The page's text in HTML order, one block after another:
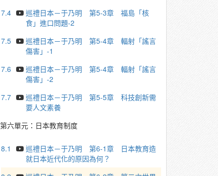
7.4
巡禮日本－于乃明 第5-3章 福島「核
食」進口問題-2
7.5
巡禮日本－于乃明 第5-4章 輻射「謠言
傷害」-1
7.6
巡禮日本－于乃明 第5-4章 輻射「謠言
傷害」-2
7.7
巡禮日本－于乃明 第5-5章 科技創新需
要人文素養
第六單元：日本教育制度
8.1
巡禮日本－于乃明 第6-1章 日本教育造
就日本近代化的原因為何？